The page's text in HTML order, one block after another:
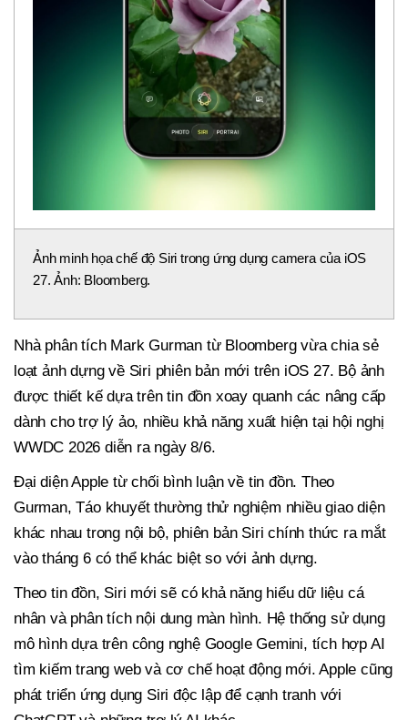
Ảnh minh họa chế độ Siri trong ứng dụng camera của iOS
27. Ảnh: Bloomberg.
Nhà phân tích Mark Gurman từ Bloomberg vừa chia sẻ
loạt ảnh dựng về Siri phiên bản mới trên iOS 27. Bộ ảnh
được thiết kế dựa trên tin đồn xoay quanh các nâng cấp
dành cho trợ lý ảo, nhiều khả năng xuất hiện tại hội nghị
WWDC 2026 diễn ra ngày 8/6.
Đại diện Apple từ chối bình luận về tin đồn. Theo
Gurman, Táo khuyết thường thử nghiệm nhiều giao diện
khác nhau trong nội bộ, phiên bản Siri chính thức ra mắt
vào tháng 6 có thể khác biệt so với ảnh dựng.
Theo tin đồn, Siri mới sẽ có khả năng hiểu dữ liệu cá
nhân và phân tích nội dung màn hình. Hệ thống sử dụng
mô hình dựa trên công nghệ Google Gemini, tích hợp AI
tìm kiếm trang web và cơ chế hoạt động mới. Apple cũng
phát triển ứng dụng Siri độc lập để cạnh tranh với